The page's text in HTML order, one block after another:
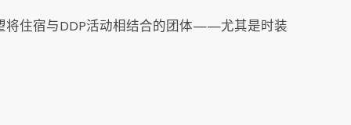
将住宿与DDP活动相结合的团体——尤其是时装